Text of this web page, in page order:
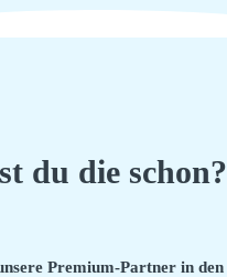
du die schon?
Premium-Partner in den